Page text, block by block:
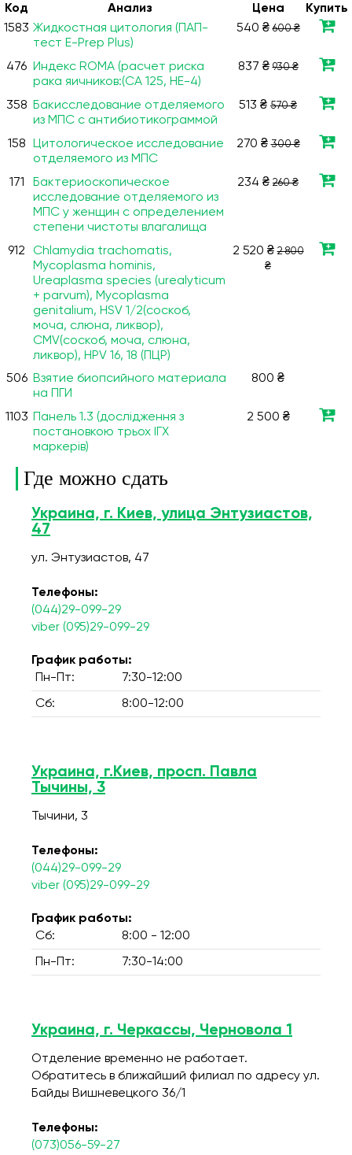
Код Анализ Цена
Купить
1583 Жидкостная цитология (ПАП-
тест E-Prep Plus)
540 ₴600 ₴
476
Индекс ROMA (расчет риска
рака яичников:(СА 125, НЕ-4)
837 ₴930 ₴
358
Бакисследование отделяемого
из МПС с антибиотикограммой
513 ₴ 570 ₴
158
Цитологическое исследование
отделяемого из МПС
270 ₴300 ₴
171
Бактериоскопическое
исследование отделяемого из
МПС у женщин с определением
степени чистоты влагалища
234 ₴ 260 ₴
912
Chlamydia trachomatis,
Mycoplasma hominis,
Ureaplasma species (urealyticum
+ parvum), Mycoplasma
genitalium, HSV 1/2(соскоб,
моча, слюна, ликвор),
CMV(соскоб, моча, слюна,
ликвор), HPV 16, 18 (ПЦР)
2 520 ₴2 800
₴
506 Взятие биопсийного материала
на ПГИ
800 ₴
1103
Панель 1.3 (дослідження з
постановкою трьох ІГХ
маркерів)
2 500 ₴
Где можно сдать
Украина, г. Киев, улица Энтузиастов,
47
ул. Энтузиастов, 47
Телефоны:
(044)29-099-29
viber (095)29-099-29
График работы:
Пн-Пт:
7:30-12:00
Сб: 8:00-12:00
Украина, г.Киев, просп. Павла
Тычины, 3
Тычини, 3
Телефоны:
(044)29-099-29
viber (095)29-099-29
График работы:
Сб:
8:00 - 12:00
Пн-Пт: 7:30-14:00
Украина, г. Черкассы, Черновола 1
Отделение временно не работает.
Обратитесь в ближайший филиал по адресу ул.
Байды Вишневецкого 36/1
Телефоны:
(073)056-59-27